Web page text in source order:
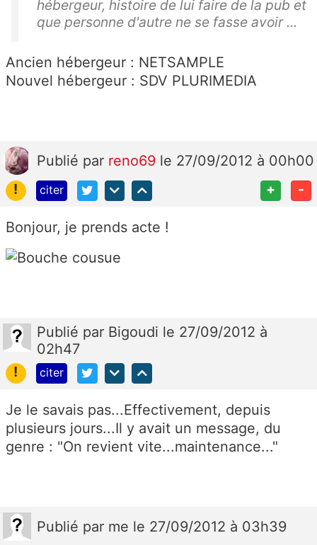
hébergeur, histoire de lui faire de la pub et
que personne d'autre ne se fasse avoir ...
Ancien hébergeur : NETSAMPLE
Nouvel hébergeur : SDV PLURIMEDIA
Publié par reno69 le 27/09/2012 à 00h00
!
citer + -
Bonjour, je prends acte !
Publié par Bigoudi le 27/09/2012 à
02h47
!
citer
Je le savais pas...Effectivement, depuis
plusieurs jours...Il y avait un message, du
genre : "On revient vite...maintenance..."
Publié par me le 27/09/2012 à 03h39